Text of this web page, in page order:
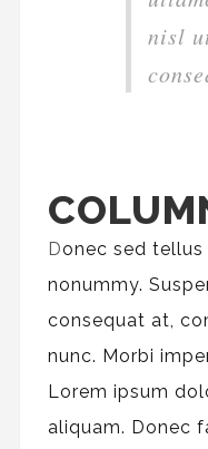
nisl
Donec sed
nonummy.
consequat at,
nunc. Morbi
Lorem ipsum
aliquam. Donec